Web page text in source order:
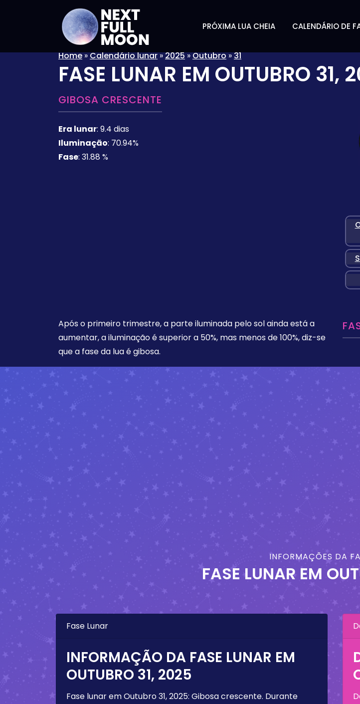
PRÓXIMA LUA CHEIA CALENDÁRIO DE
Home»Calendário lunar»2025»Outubro»31
FASE LUNAR EM OUTUBRO 31,
GIBOSA CRESCENTE
Era lunar: 9.4 dias
Iluminação: 70.94%
Fase: 31.88 %
Após o primeiro trimestre, a parte iluminada pelo sol ainda está a
aumentar, a iluminação é superior a 50%, mas menos de 100%, diz-se
que a fase da lua é gibosa.
INFORMAÇÕES DA
FASE LUNAR EM
Fase Lunar
INFORMAÇÃO DA FASE LUNAR EM
OUTUBRO 31, 2025
Fase lunar emOutubro 31, 2025: Gibosa crescente. Durante